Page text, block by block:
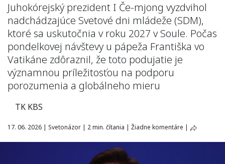
Juhokórejský prezident I Če-mjong vyzdvihol
nadchádzajúce Svetové dni mládeže (SDM),
ktoré sa uskutočnia v roku 2027 v Soule. Počas
pondelkovej návštevy u pápeža Františka vo
Vatikáne zdôraznil, že toto podujatie je
významnou príležitosťou na podporu
porozumenia a globálneho mieru
TK KBS
17. 06. 2026 | Svetonázor | 2 min. čítania | Žiadne komentáre |